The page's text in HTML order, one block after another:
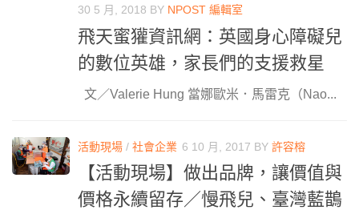
30 5 月, 2018 BY NPOST 編輯室
飛天蜜獾資訊網：英國身心障礙兒
的數位英雄，家長們的支援救星
文／Valerie Hung 當娜歐米．馬雷克（Nao...
活動現場 / 社會企業 6 10 月, 2017 BY 許容榕
【活動現場】做出品牌，讓價值與
價格永續留存／慢飛兒、臺灣藍鵲